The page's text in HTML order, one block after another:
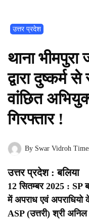
उत्तर प्रदेश
थाना
द्वारा दुष्कर्म
वांछित
गिरफ्तार !
By Swar Vidroh
उत्तर प्रदेश : बलिया
12 सितम्बर 2025 : SP
में अपराध एवं
ASP (उत्तरी) श्री